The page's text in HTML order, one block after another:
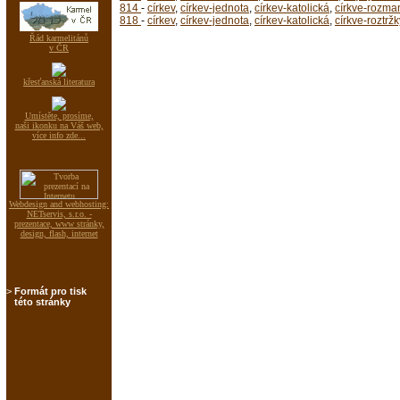
Řád karmelitánů
v ČR
křesťanská literatura
Umístěte, prosíme,
naši ikonku na Váš web,
více info zde...
Webdesign and webhosting:
NETservis, s.r.o. -
prezentace, www stránky,
design, flash, internet
> Formát pro tisk
této stránky
814 - církev, církev-jednota církev-katolická církve-
818 - církev, církev-jednota církev-katolická církve-